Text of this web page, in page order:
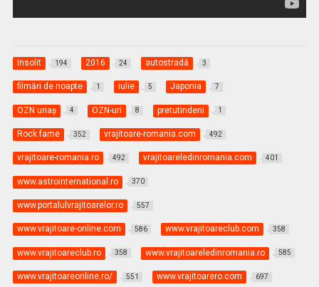
Insolit 194 2016 24 autostradă 3
filmări de noapte 1 iulie 5 Japonia 7
OZN uriaş 4 OZN-uri 8 pretutindeni 1
Rock fame 352 vrajitoare-romania.com 492
vrajitoare-romania.ro 492 vrajitoareledinromania.com 401
www.astrointernational.ro 370
www.portalulvrajitoarelor.ro 557
www.vrajitoare-online.com 586 www.vrajitoareclub.com 358
www.vrajitoareclub.ro 358 www.vrajitoareledinromania.ro 585
www.vrajitoareonline.ro/ 551 www.vrajitoarero.com 697